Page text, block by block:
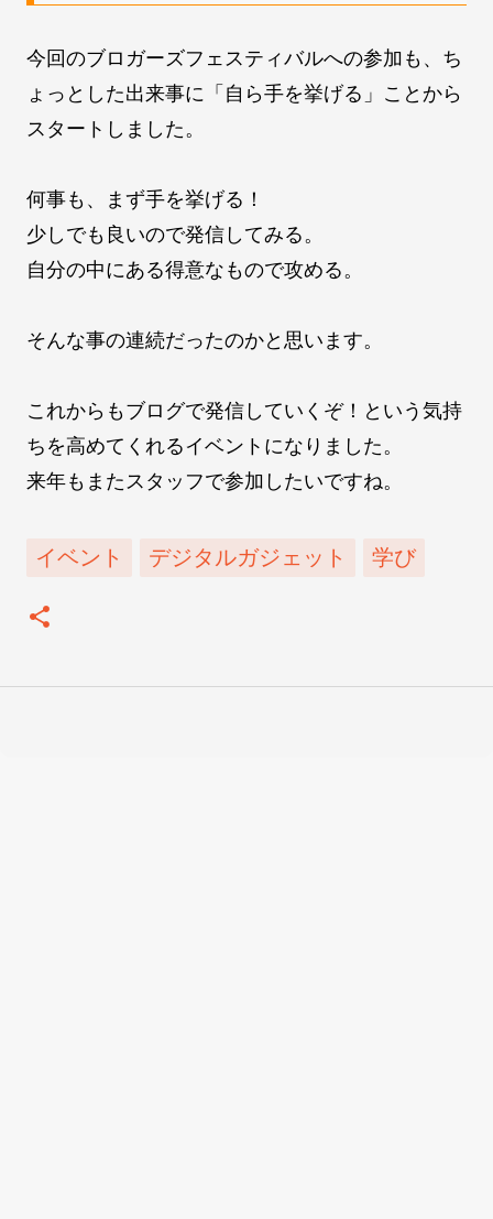
今回のブロガーズフェスティバルへの参加も、ち
ょっとした出来事に「自ら手を挙げる」ことから
スタートしました。
何事も、まず手を挙げる！
少しでも良いので発信してみる。
自分の中にある得意なもので攻める。
そんな事の連続だったのかと思います。
これからもブログで発信していくぞ！という気持
ちを高めてくれるイベントになりました。
来年もまたスタッフで参加したいですね。
イベント デジタルガジェット 学び